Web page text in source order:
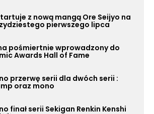
z nową mangą Ore Seijyo na
pierwszego lipca
pośmiertnie wprowadzony do
Awards Hall of Fame
przerwę serii dla dwóch serii :
oraz mono
finał serii Sekigan Renkin Kenshi